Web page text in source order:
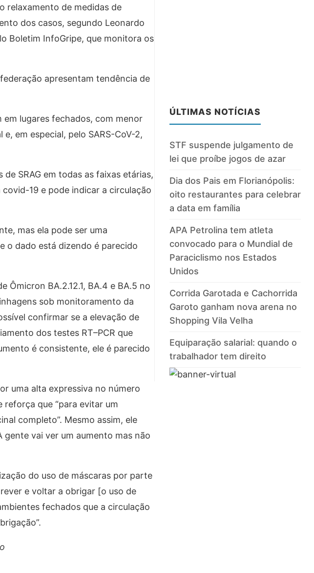
relaxamento de medidas de
dos casos, segundo Leonardo
Boletim InfoGripe, que monitora os
apresentam tendência de
em lugares fechados, com menor
em especial, pelo SARS-CoV-2,
SRAG em todas as faixas etárias,
19 e pode indicar a circulação
mas ela pode ser uma
o dado está dizendo é parecido
Ômicron BA.2.12.1, BA.4 e BA.5 no
sob monitoramento da
confirmar se a elevação de
dos testes RT–PCR que
é consistente, ele é parecido
uma alta expressiva no número
que “para evitar um
completo”. Mesmo assim, ele
gente vai ver um aumento mas não
do uso de máscaras por parte
e voltar a obrigar [o uso de
fechados que a circulação
ÚLTIMAS NOTÍCIAS
STF suspende julgamento de
lei que proíbe jogos de azar
Dia dos Pais em Florianópolis:
oito restaurantes para celebrar
a data em família
APA Petrolina tem atleta
convocado para o Mundial de
Paraciclismo nos Estados
Unidos
Corrida Garotada e Cachorrida
Garoto ganham nova arena no
Shopping Vila Velha
Equiparação salarial: quando o
trabalhador tem direito